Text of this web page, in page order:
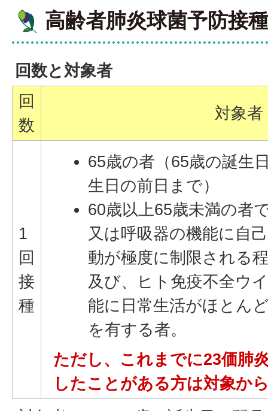
高齢者肺炎球菌予防接種
回数と対象者
回
数
対象者
1
回
接
種
65歳の者（65歳の誕生
生日の前日まで）
60歳以上65歳未満の者
又は呼吸器の機能に自
動が極度に制限される
及び、ヒト免疫不全ウ
能に日常生活がほとん
を有する者。
ただし、これまでに23価肺
したことがある方は対象か